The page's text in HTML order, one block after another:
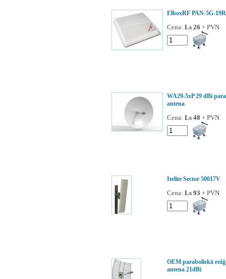
ElboxRF PAN-5G-
Cena: Ls 26 + PVN
WA29-5xP 29 dBi
antena
Cena: Ls 48 + PVN
Itelite Sector 50017V
Cena: Ls 93 + PVN
OEM paraboliskā
antena 21dBi